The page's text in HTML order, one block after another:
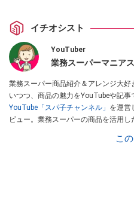
イチオシスト
YouTuber
業務スーパーマニア
業務スーパー商品紹介＆アレンジ大
いつつ、商品の魅力をYouTubeや記
YouTube「スパ子チャンネル」 を運営
ビュー。業務スーパーの商品を活用し
こ